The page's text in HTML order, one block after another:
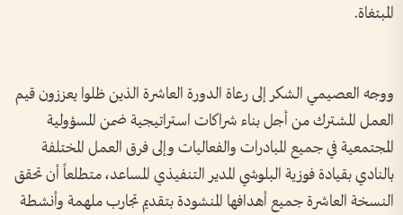
المبتغاة.
ووجه العصيمي الشكر إلى رعاة الدورة العاشرة الذين ظلوا يعززون قيم
العمل المشترك من أجل بناء شراكات استراتيجية ضمن المسؤولية
المجتمعية في جميع المبادرات والفعاليات وإلى فرق العمل المختلفة
بالنادي بقيادة فوزية البلوشي المدير التنفيذي المساعد، متطلعاً أن تحقق
النسخة العاشرة جميع أهدافها المنشودة بتقديم تجارب ملهمة وأنشطة